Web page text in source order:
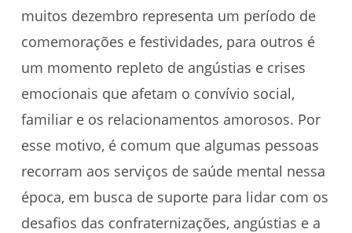
muitos dezembro representa um período de
comemorações e festividades, para outros é
um momento repleto de angústias e crises
emocionais que afetam o convívio social,
familiar e os relacionamentos amorosos. Por
esse motivo, é comum que algumas pessoas
recorram aos serviços de saúde mental nessa
época, em busca de suporte para lidar com os
desafios das confraternizações, angústias e a